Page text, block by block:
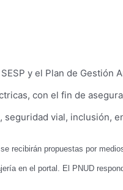
y el Plan de
con el fin de
vial, inclusión,
se recibirán propuestas por
en el portal. El PNUD